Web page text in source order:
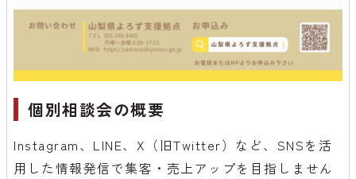
個別相談会の概要
Instagram、LINE、X（旧Twitter）など、SNSを活
用した情報発信で集客・売上アップを目指しません